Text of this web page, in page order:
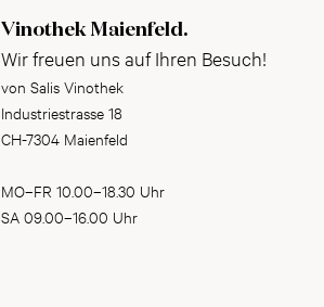
Vinothek Maienfeld.
Wir freuen uns auf Ihren Besuch!
von Salis Vinothek
Industriestrasse 18
CH-7304 Maienfeld
MO–FR 10.00–18.30 Uhr
SA 09.00–16.00 Uhr